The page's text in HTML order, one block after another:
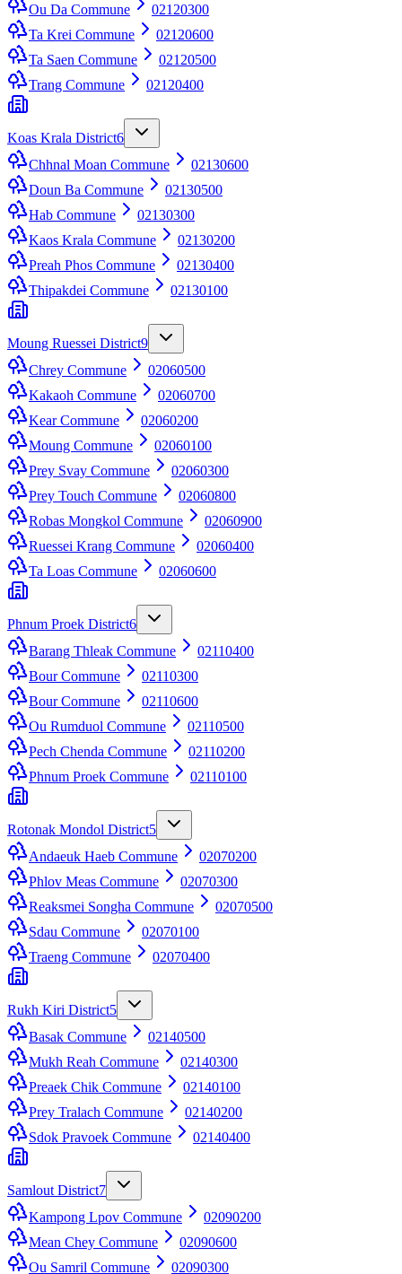
Ou Da Commune
02120300
Ta Krei Commune
02120600
Ta Saen Commune
02120500
Trang Commune
02120400
Koas Krala District6
Chhnal Moan Commune
02130600
Doun Ba Commune
02130500
Hab Commune
02130300
Kaos Krala Commune
02130200
Preah Phos Commune
02130400
Thipakdei Commune
02130100
Moung Ruessei District9
Chrey Commune
02060500
Kakaoh Commune
02060700
Kear Commune
02060200
Moung Commune
02060100
Prey Svay Commune
02060300
Prey Touch Commune
02060800
Robas Mongkol Commune
02060900
Ruessei Krang Commune
02060400
Ta Loas Commune
02060600
Phnum Proek District6
Barang Thleak Commune
02110400
Bour Commune
02110300
Bour Commune
02110600
Ou Rumduol Commune
02110500
Pech Chenda Commune
02110200
Phnum Proek Commune
02110100
Rotonak Mondol District5
Andaeuk Haeb Commune
02070200
Phlov Meas Commune
02070300
Reaksmei Songha Commune
02070500
Sdau Commune
02070100
Traeng Commune
02070400
Rukh Kiri District5
Basak Commune
02140500
Mukh Reah Commune
02140300
Preaek Chik Commune
02140100
Prey Tralach Commune
02140200
Sdok Pravoek Commune
02140400
Samlout District7
Kampong Lpov Commune
02090200
Mean Chey Commune
02090600
Ou Samril Commune
02090300